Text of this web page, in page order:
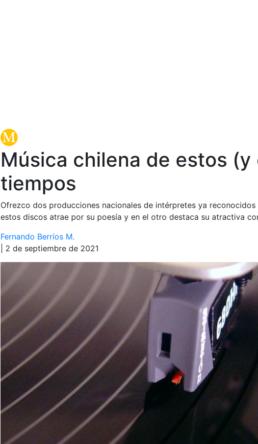
Música chilena de estos (y
tiempos
Ofrezco dos producciones nacionales de intérpretes ya
estos discos atrae por su poesía y en el otro destaca su atractiva
Fernando Berríos M.
| 2 de septiembre de 2021